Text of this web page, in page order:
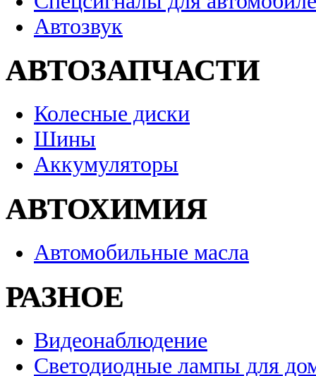
Автозвук
АВТОЗАПЧАСТИ
Колесные диски
Шины
Аккумуляторы
АВТОХИМИЯ
Автомобильные масла
РАЗНОЕ
Видеонаблюдение
Светодиодные лампы для